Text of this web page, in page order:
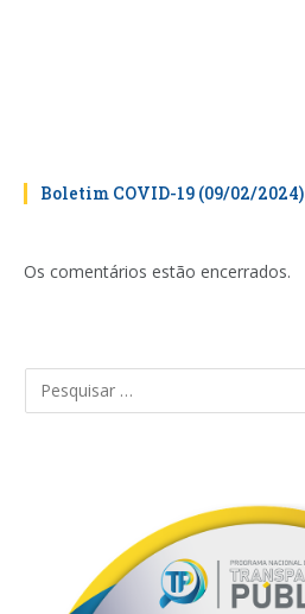
Boletim COVID-19 (09/02/2024)
Os comentários estão encerrados.